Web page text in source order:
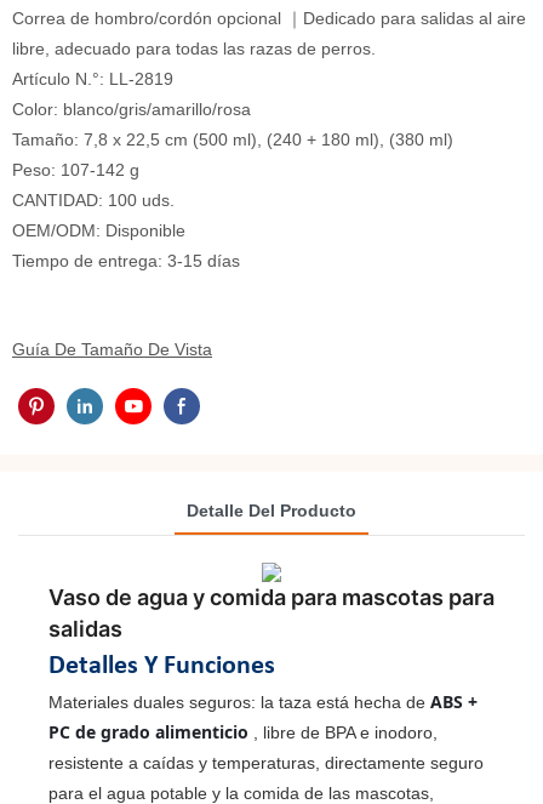
Correa de hombro/cordón opcional ｜Dedicado para salidas al aire
libre, adecuado para todas las razas de perros.
Artículo N.°: LL-2819
Color: blanco/gris/amarillo/rosa
Tamaño: 7,8 x 22,5 cm (500 ml), (240 + 180 ml), (380 ml)
Peso: 107-142 g
CANTIDAD: 100 uds.
OEM/ODM: Disponible
Tiempo de entrega: 3-15 días
Guía De Tamaño De Vista
Detalle Del Producto
Vaso de agua y comida para mascotas para
salidas
Detalles Y Funciones
Materiales duales seguros: la taza está hecha de ABS +
PC de grado alimenticio , libre de BPA e inodoro,
resistente a caídas y temperaturas, directamente seguro
para el agua potable y la comida de las mascotas,